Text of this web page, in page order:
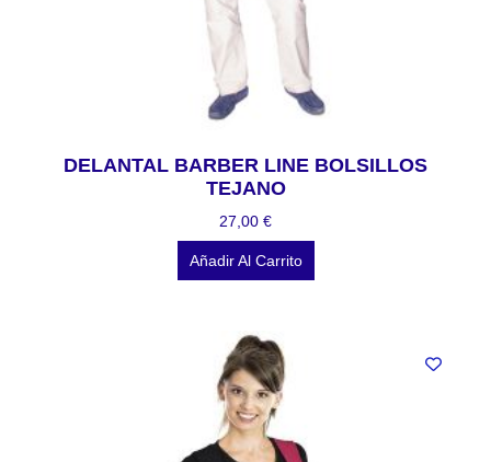
DELANTAL BARBER LINE BOLSILLOS
TEJANO
27,00 €
Añadir Al Carrito